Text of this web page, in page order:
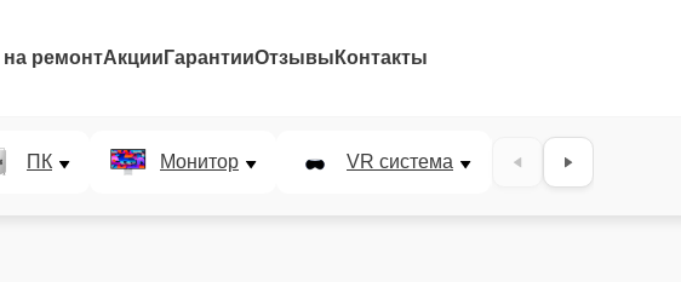
ремонтАкции ГарантииОтзывы Контакты
ПК Монитор VR система Наушники